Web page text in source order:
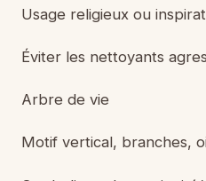
Usage religieux ou
Éviter les nettoyants
Arbre de vie
Motif vertical, branches,